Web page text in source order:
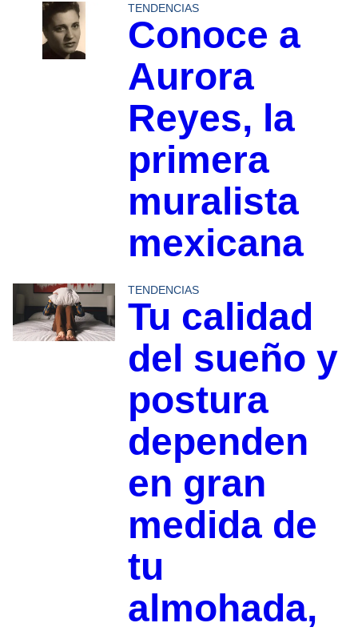
TENDENCIAS
Conoce a
Aurora
Reyes, la
primera
muralista
mexicana
TENDENCIAS
Tu calidad
del sueño y
postura
dependen
en gran
medida de
tu
almohada,